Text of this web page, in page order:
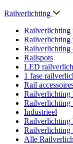
Railverlichting
Railverlichting
Railverlichting
Railverlichting
Railspots
LED
1 fase
Rail
Railverlichting
Railverlichting
Industrieel
Railverlichting
Railverlichting
Alle